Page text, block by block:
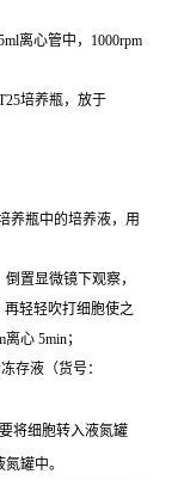
离心管中，1000rpm
培养瓶，放于
养瓶中的培养液，用
置显微镜下观察，
轻轻吹打细胞使之
心 5min；
存液（货号：
将细胞转入液氮罐
罐中。